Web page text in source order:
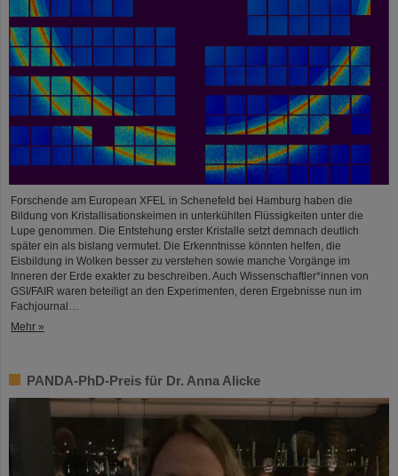
Forschende am European XFEL in Schenefeld bei Hamburg haben die
Bildung von Kristallisationskeimen in unterkühlten Flüssigkeiten unter die
Lupe genommen. Die Entstehung erster Kristalle setzt demnach deutlich
später ein als bislang vermutet. Die Erkenntnisse könnten helfen, die
Eisbildung in Wolken besser zu verstehen sowie manche Vorgänge im
Inneren der Erde exakter zu beschreiben. Auch Wissenschaftler*innen von
GSI/FAIR waren beteiligt an den Experimenten, deren Ergebnisse nun im
Fachjournal…
Mehr »
PANDA-PhD-Preis für Dr. Anna Alicke